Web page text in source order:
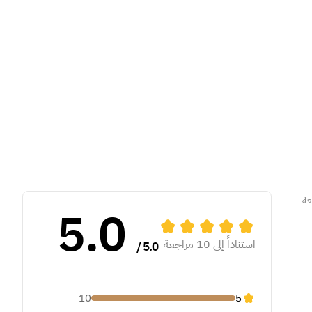
استناداً إلى 10 مراجعة 5.0 /
5.0
5
10